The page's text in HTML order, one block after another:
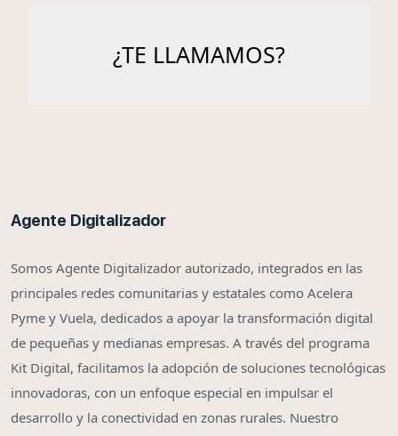
Agente Digitalizador
Somos Agente Digitalizador autorizado, integrados en las
principales redes comunitarias y estatales como Acelera
Pyme y Vuela, dedicados a apoyar la transformación digital
de pequeñas y medianas empresas. A través del programa
Kit Digital, facilitamos la adopción de soluciones tecnológicas
innovadoras, con un enfoque especial en impulsar el
desarrollo y la conectividad en zonas rurales. Nuestro